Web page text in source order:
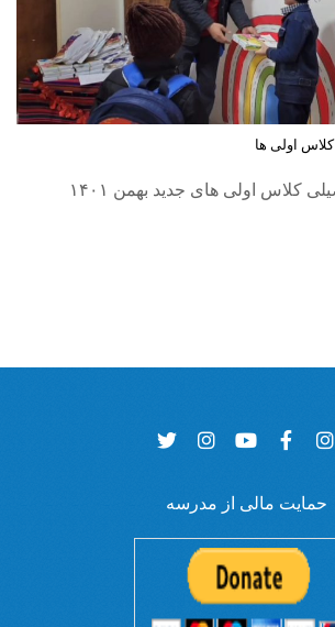
اولی ها
کلاس اولی های جدید بهمن ۱۴۰۱
حمایت مالی از مدرسه